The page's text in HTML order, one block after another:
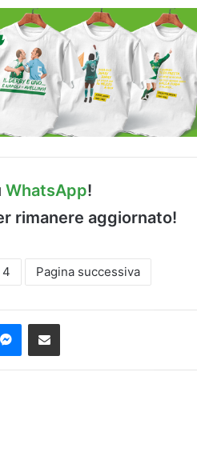
WhatsApp!
rimanere aggiornato!
4 Pagina successiva
Messenger
Condividi via Email